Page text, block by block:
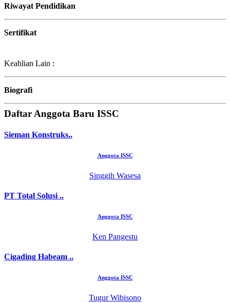
Riwayat Pendidikan
Sertifikat
Keahlian Lain :
Biografi
Daftar Anggota Baru ISSC
Sieman Konstruks..
Anggota ISSC
Singgih Wasesa
PT Total Solusi ..
Anggota ISSC
Ken Pangestu
Cigading Habeam ..
Anggota ISSC
Tugur Wibisono